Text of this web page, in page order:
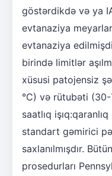
göstərdikdə və ya
evtanaziya
evtanaziya
birində limitlər
xüsusi patojensiz
°C) və rütubəti (30-
saatlıq
standart gəmirici
saxlanılmışdır.
prosedurları